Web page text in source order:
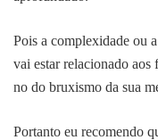
Pois a complexidade ou
vai estar relacionado aos
no do bruxismo da sua
Portanto eu recomendo